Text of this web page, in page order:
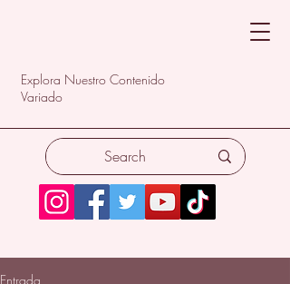
Explora Nuestro Contenido
Variado
Entrada